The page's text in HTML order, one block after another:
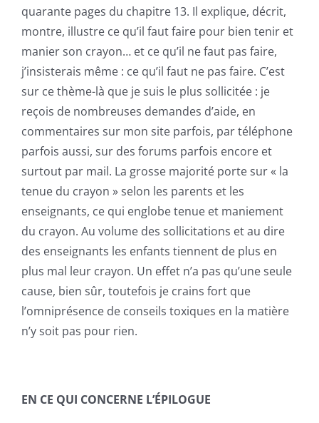
quarante pages du chapitre 13. Il explique, décrit,
montre, illustre ce qu’il faut faire pour bien tenir et
manier son crayon… et ce qu’il ne faut pas faire,
j’insisterais même : ce qu’il faut ne pas faire. C’est
sur ce thème-là que je suis le plus sollicitée : je
reçois de nombreuses demandes d’aide, en
commentaires sur mon site parfois, par téléphone
parfois aussi, sur des forums parfois encore et
surtout par mail. La grosse majorité porte sur « la
tenue du crayon » selon les parents et les
enseignants, ce qui englobe tenue et maniement
du crayon. Au volume des sollicitations et au dire
des enseignants les enfants tiennent de plus en
plus mal leur crayon. Un effet n’a pas qu’une seule
cause, bien sûr, toutefois je crains fort que
l’omniprésence de conseils toxiques en la matière
n’y soit pas pour rien.
EN CE QUI CONCERNE L’ÉPILOGUE